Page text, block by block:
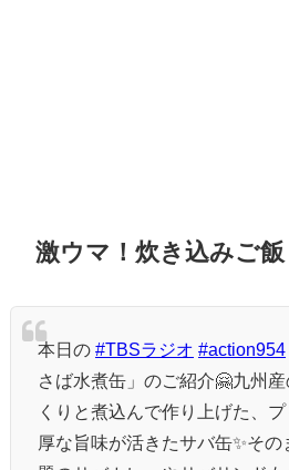
激ウマ！炊き込みご
本日の #TBSラジオ #action954
さば水煮缶」のご紹介🤗九州
くりと煮込んで作り上げた、
厚な旨味が活きたサバ缶✨そ